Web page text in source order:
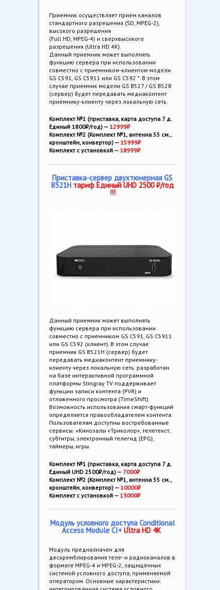
Приемник осуществляет прием каналов
стандартного разрешения (SD, MPEG-2),
высокого разрешения
(Full HD, MPEG-4) и сверхвысокого
разрешения (Ultra HD 4K).
Данный приемник может выполнять
функцию сервера при использовании
совместно с приемником-клиентом модели
GS C591, GS C5911 или GS C592 *. В этом
случае приемник модели GS B527 / GS B528
(сервер) будет передавать медиаконтент
приемнику-клиенту через локальную сеть.
Комплект №1 (приставка, карта доступа 7 д.
Единый 1800₽/год) — 12999₽
Комплект №2 (Комплект №1, антенна 55 см.,
кронштейн, конвертор) — 15999₽
Комплект с установкой — 18999₽
Приставка-сервер двухтюнерная GS
B521H тариф Единый UHD 2500 ₽/год
!!!
Данный приемник может выполнять
функцию сервера при использовании
совместно с приемником GS C591, GS C5911
или GS C592 (клиент). В этом случае
приемник GS B521H (сервер) будет
передавать медиаконтент приемнику-
клиенту через локальную сеть. разработан
на базе интерактивной программной
платформы Stingray TV поддерживает
функции записи контента (PVR) и
отложенного просмотра (TimeShift).
Возможность использования смарт-функций
определяется правообладателем контента.
Пользователям доступны востребованные
сервисы: «Кинозалы «Триколор», телетекст,
субтитры, электронный телегид (EPG),
таймеры, игры.
Комплект №1 (приставка, карта доступа 7 д.
Единый UHD 2500₽/год) — 7000₽
Комплект №2 (Комплект №1, антенна 55 см.,
кронштейн, конвертор) — 10000₽
Комплект с установкой — 13000₽
Модуль условного доступа Conditional
Access Module CI+ Ultra HD 4K
Модуль предназначен для
дескремблирования теле- и радиоканалов в
формате MPEG-4 и MPEG-2, защищённых
системой условного доступа, применяемой
оператором. Основные характеристики: